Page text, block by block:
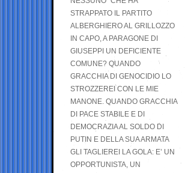
STRAPPATO IL PARTITO
ALBERGHIERO AL GRILLOZZO
IN CAPO, A PARAGONE DI
GIUSEPPI UN DEFICIENTE
COMUNE? QUANDO
GRACCHIA DI GENOCIDIO LO
STROZZEREI CON LE MIE
MANONE. QUANDO GRACCHIA
DI PACE STABILE E DI
DEMOCRAZIA AL SOLDO DI
PUTIN E DELLA SUA ARMATA
GLI TAGLIEREI LA GOLA: E’ UN
OPPORTUNISTA, UN